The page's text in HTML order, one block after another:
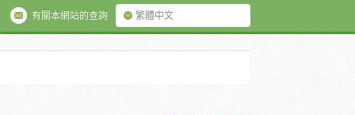
繁體中文
有關本網站的查詢